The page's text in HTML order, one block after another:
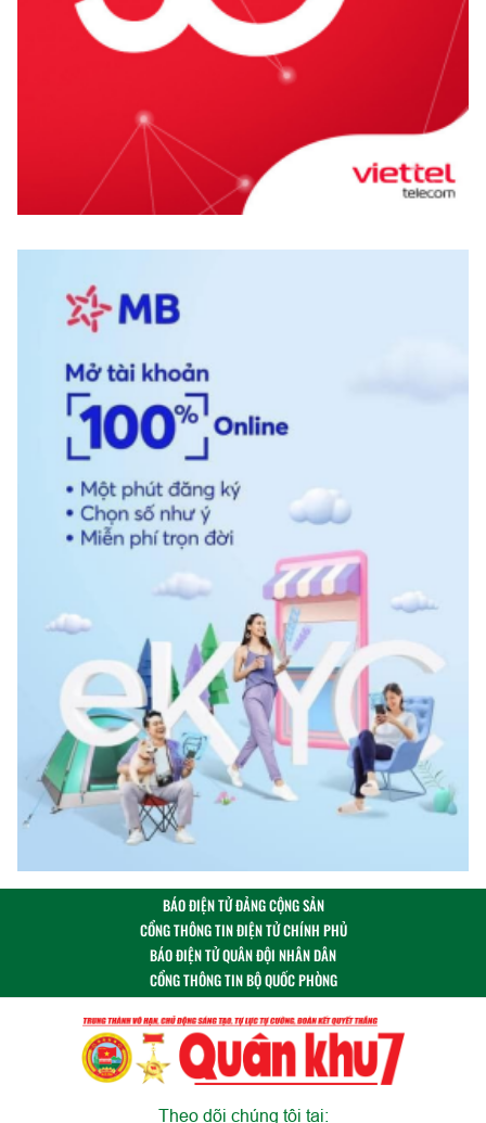
BÁO ĐIỆN TỬ ĐẢNG CỘNG SẢN
CỔNG THÔNG TIN ĐIỆN TỬ CHÍNH PHỦ
BÁO ĐIỆN TỬ QUÂN ĐỘI NHÂN DÂN
CỔNG THÔNG TIN BỘ QUỐC PHÒNG
Theo dõi chúng tôi tại: